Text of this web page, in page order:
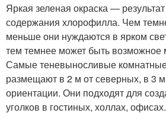
Яркая зеленая окраска —
содержания хлорофилла. Чем
меньше они нуждаются в ярком
тем темнее может быть возможное
Самые теневыносливые
размещают в 2 м от северных, в 3 м
ориентации. Они подходят для
уголков в гостиных, холлах, офисах.